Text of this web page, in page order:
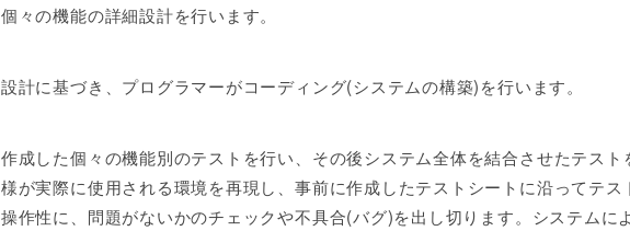
個々の機能の詳細設計を行います。
設計に基づき、プログラマーがコーディング(システムの構築)を行います。
作成した個々の機能別のテストを行い、その後システム全体を結合させたテスト
様が実際に使用される環境を再現し、事前に作成したテストシートに沿ってテス
操作性に、問題がないかのチェックや不具合(バグ)を出し切ります。システムに